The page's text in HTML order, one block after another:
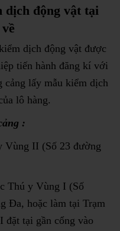
động vật tại
dịch động vật được
tiến hành đăng kí với
cảng lấy mẫu kiểm dịch
lô hàng.
:
Vùng II (Số 23 đường
Thú y Vùng I (Số
Đa, hoặc làm tại Trạm
tại gần cổng vào